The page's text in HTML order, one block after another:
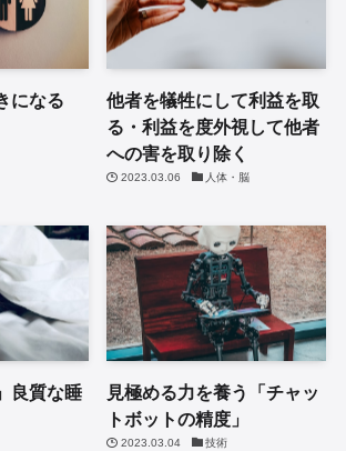
になる
他者を犠牲にして利益を取
る・利益を度外視して他者
への害を取り除く
2023.03.06 人体・脳
良質な睡
見極める力を養う「チャッ
トボットの精度」
2023.03.04 技術